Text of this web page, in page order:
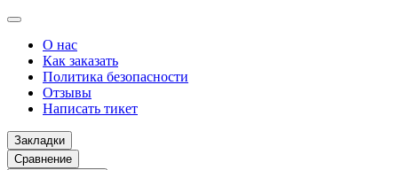
О нас
Как заказать
Политика безопасности
Отзывы
Написать тикет
Закладки
Сравнение